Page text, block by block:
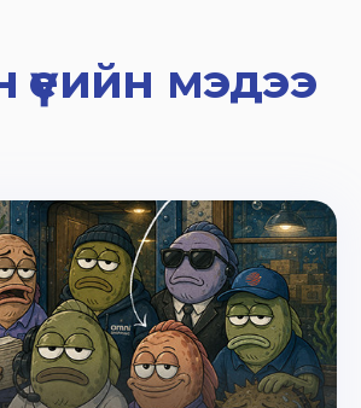
үеийн мэдээ